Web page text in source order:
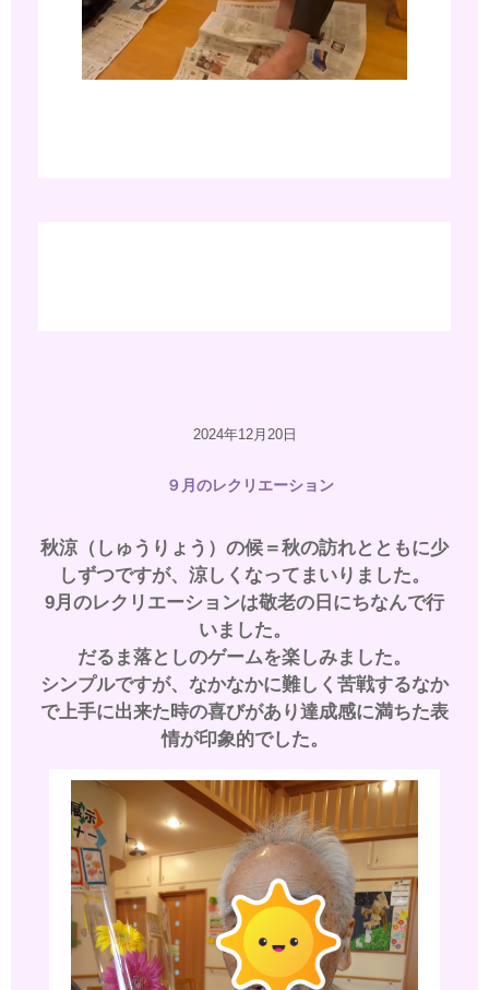
2024年12月20日
９月のレクリエーション
秋涼（しゅうりょう）の候＝秋の訪れとともに少
しずつですが、涼しくなってまいりました。
9月のレクリエーションは敬老の日にちなんで行
いました。
だるま落としのゲームを楽しみました。
シンプルですが、なかなかに難しく苦戦するなか
で上手に出来た時の喜びがあり達成感に満ちた表
情が印象的でした。